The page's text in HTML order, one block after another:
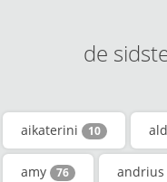
de
aikaterini 10
amy 76 andrius